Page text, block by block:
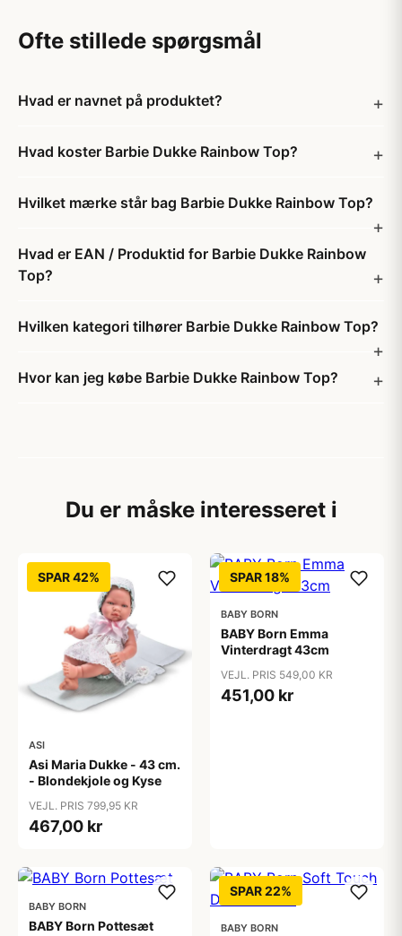
Ofte stillede spørgsmål
Hvad er navnet på produktet?
Hvad koster Barbie Dukke Rainbow Top?
Hvilket mærke står bag Barbie Dukke Rainbow Top?
Hvad er EAN / Produktid for Barbie Dukke Rainbow
Top?
Hvilken kategori tilhører Barbie Dukke Rainbow Top?
Hvor kan jeg købe Barbie Dukke Rainbow Top?
Du er måske interesseret i
SPAR 42%
ASI
Asi Maria Dukke - 43 cm.
- Blondekjole og Kyse
VEJL. PRIS 799,95 KR
467,00 kr
SPAR 18%
BABY BORN
BABY Born Emma
Vinterdragt 43cm
VEJL. PRIS 549,00 KR
451,00 kr
BABY BORN
BABY Born Pottesæt
SPAR 22%
BABY BORN